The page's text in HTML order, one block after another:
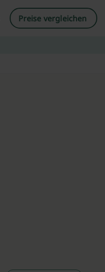
Preise vergleichen